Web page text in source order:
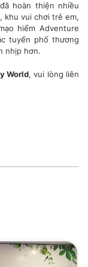
hoàn thiện nhiều
khu vui chơi trẻ em,
hiểm Adventure
tuyến phố thương
nhịp hơn.
World, vui lòng liên